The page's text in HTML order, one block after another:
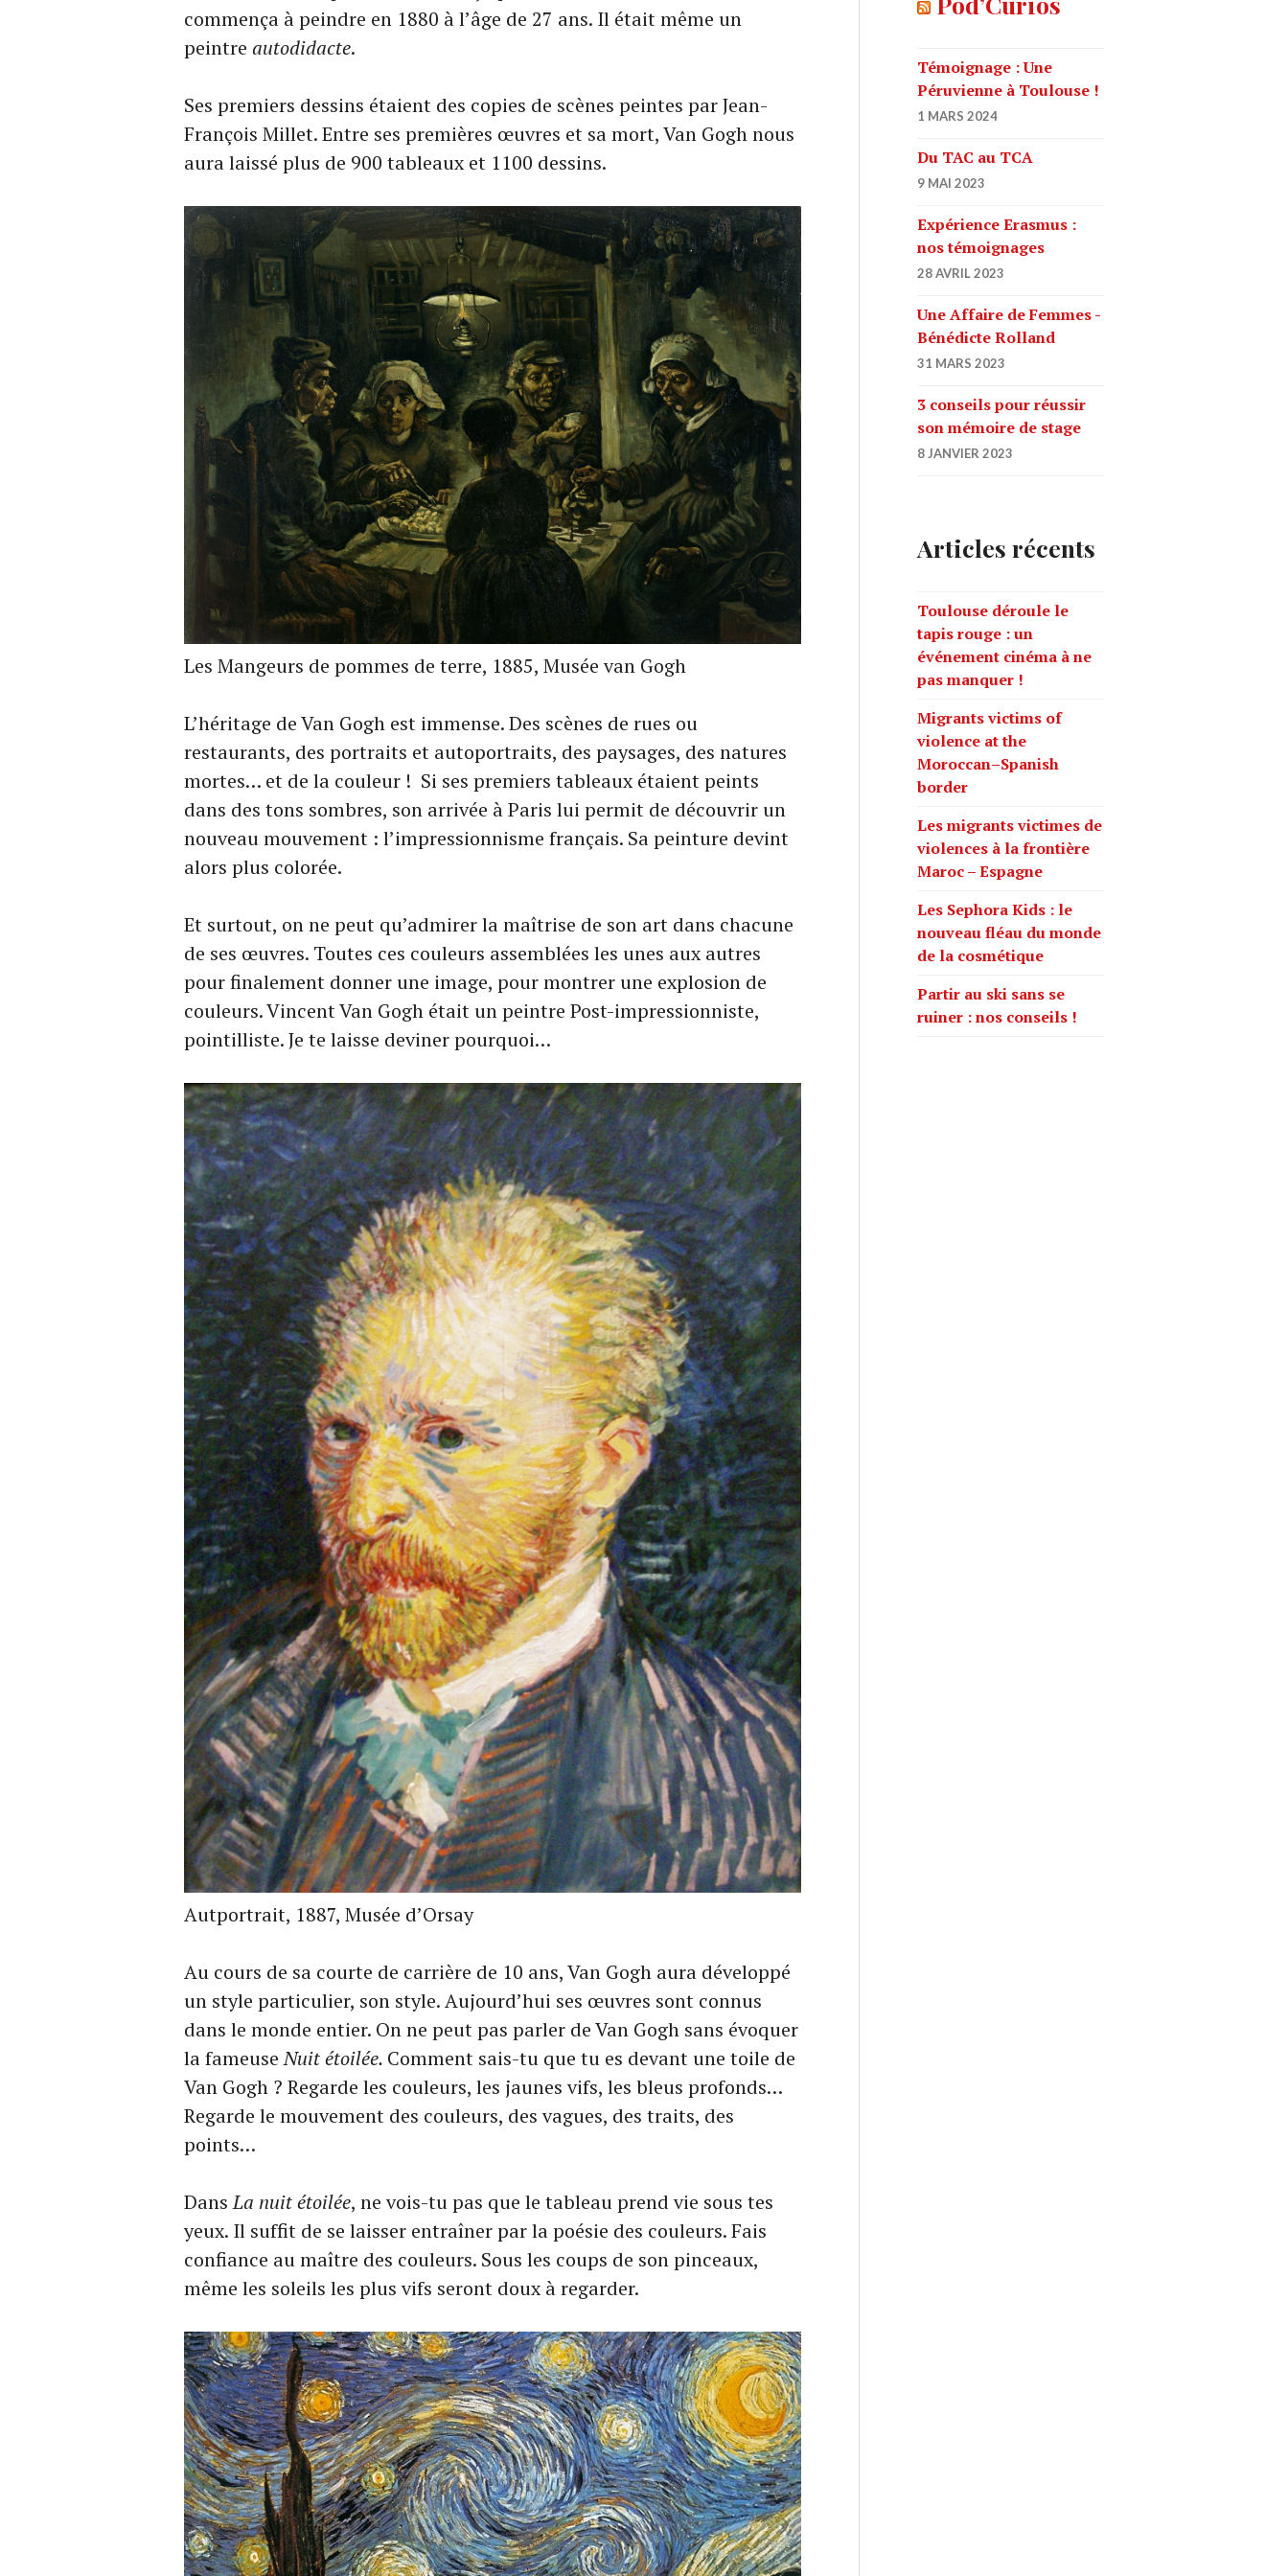
commença à peindre en 1880 à l’âge de 27 ans. Il était même un
peintre autodidacte.
Ses premiers dessins étaient des copies de scènes peintes par Jean-
François Millet. Entre ses premières œuvres et sa mort, Van Gogh nous
aura laissé plus de 900 tableaux et 1100 dessins.
Les Mangeurs de pommes de terre, 1885, Musée van Gogh
L’héritage de Van Gogh est immense. Des scènes de rues ou
restaurants, des portraits et autoportraits, des paysages, des natures
mortes… et de la couleur ! Si ses premiers tableaux étaient peints
dans des tons sombres, son arrivée à Paris lui permit de découvrir un
nouveau mouvement : l’impressionnisme français. Sa peinture devint
alors plus colorée.
Et surtout, on ne peut qu’admirer la maîtrise de son art dans chacune
de ses œuvres. Toutes ces couleurs assemblées les unes aux autres
pour finalement donner une image, pour montrer une explosion de
couleurs. Vincent Van Gogh était un peintre Post-impressionniste,
pointilliste. Je te laisse deviner pourquoi…
Autportrait, 1887, Musée d’Orsay
Au cours de sa courte de carrière de 10 ans, Van Gogh aura développé
un style particulier, son style. Aujourd’hui ses œuvres sont connus
dans le monde entier. On ne peut pas parler de Van Gogh sans évoquer
la fameuseNuit étoilée. Comment sais-tu que tu es devant une toile de
Van Gogh ? Regarde les couleurs, les jaunes vifs, les bleus profonds…
Regarde le mouvement des couleurs, des vagues, des traits, des
points…
DansLa nuit étoilée, ne vois-tu pas que le tableau prend vie sous tes
yeux. Il suffit de se laisser entraîner par la poésie des couleurs. Fais
confiance au maître des couleurs. Sous les coups de son pinceaux,
même les soleils les plus vifs seront doux à regarder.
r
h
e
r
:
Témoignage : Une
Péruvienne à Toulouse !
1 MARS 2024
Du TAC au TCA
9 MAI 2023
Expérience Erasmus :
nos témoignages
28 AVRIL 2023
Une Affaire de Femmes -
Bénédicte Rolland
31 MARS 2023
3 conseils pour réussir
son mémoire de stage
8 JANVIER 2023
Articles récents
Toulouse déroule le
tapis rouge : un
événement cinéma à ne
pas manquer !
Migrants victims of
violence at the
Moroccan–Spanish
border
Les migrants victimes de
violences à la frontière
Maroc – Espagne
Les Sephora Kids : le
nouveau fléau du monde
de la cosmétique
Partir au ski sans se
ruiner : nos conseils !